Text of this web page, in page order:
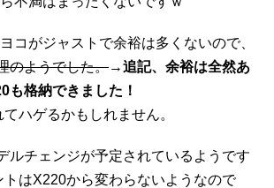
コがジャストで余裕は多くないので、
のようでした。→追記、余裕は全然あ
も格納できました！
ハゲるかもしれません。
ルチェンジが予定されているようです
トはX220から変わらないようなので